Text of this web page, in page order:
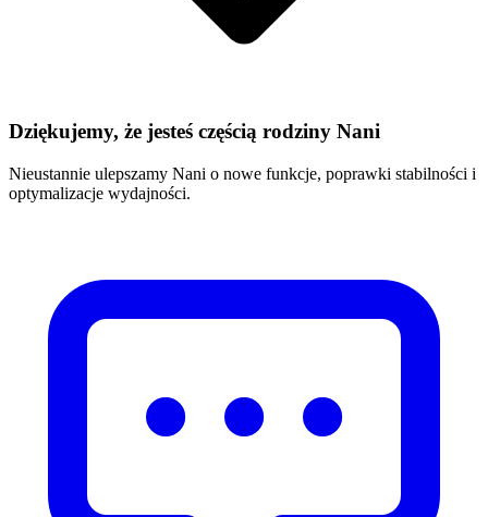
Dziękujemy, że jesteś częścią rodziny Nani
Nieustannie ulepszamy Nani o nowe funkcje, poprawki stabilności i
optymalizacje wydajności.